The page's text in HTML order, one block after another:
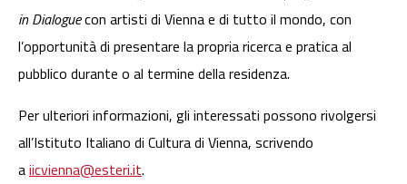
in Dialoguecon artisti di Vienna e di tutto il mondo, con
l’opportunità di presentare la propria ricerca e pratica al
pubblico durante o al termine della residenza.
Per ulteriori informazioni, gli interessati possono rivolgersi
all’Istituto Italiano di Cultura di Vienna, scrivendo
aiicvienna@esteri.it.